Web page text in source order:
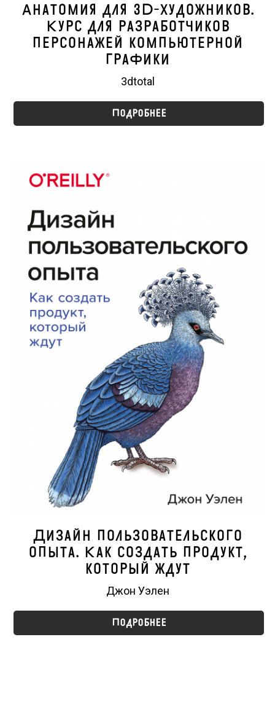
Анатомия для 3D-художников.
Курс для разработчиков
персонажей компьютерной
графики
3dtotal
Подробнее
Дизайн пользовательского
опыта. Как создать продукт,
который ждут
Джон Уэлен
Подробнее